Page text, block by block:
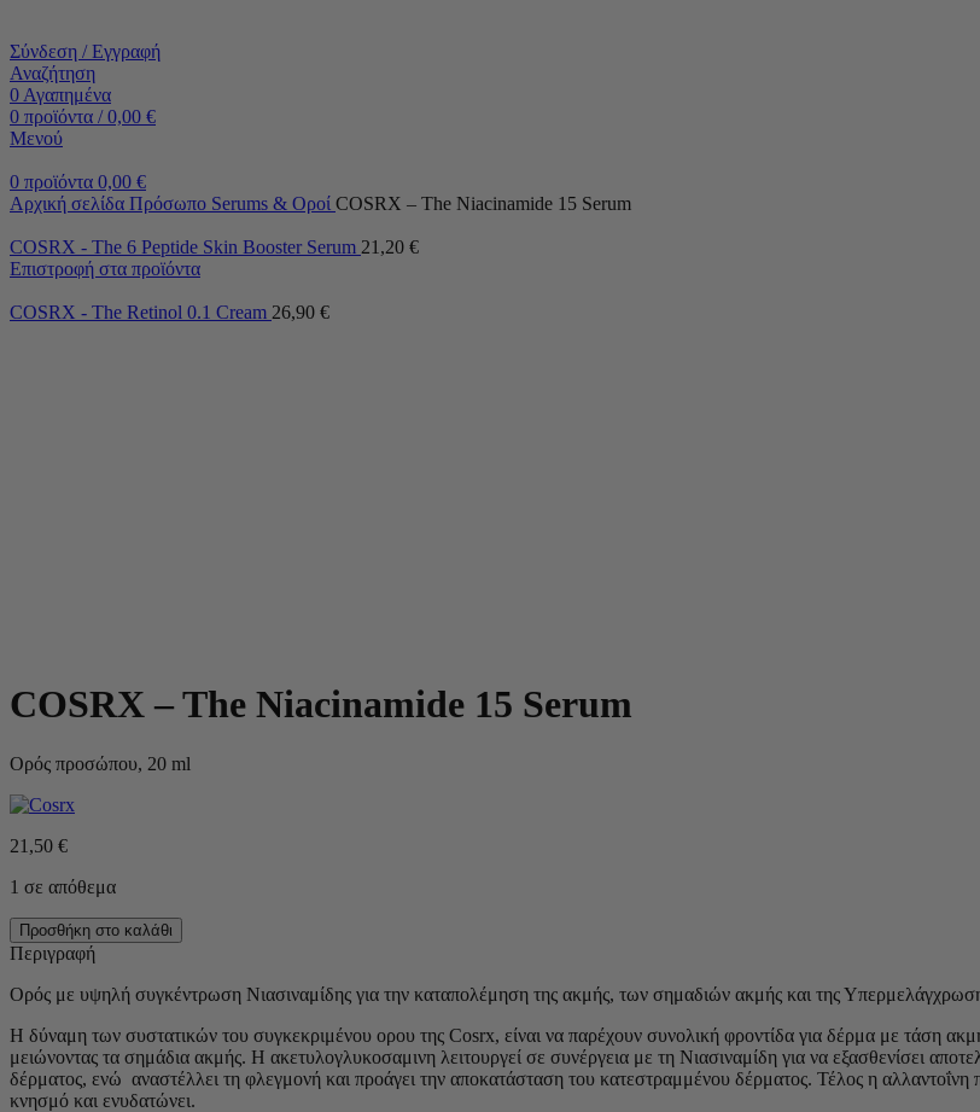
Σύνδεση / Εγγραφή
Αναζήτηση
0 Αγαπημένα
0 προϊόντα / 0,00 €
Μενού
0 προϊόντα 0,00 €
Αρχική σελίδα Πρόσωπο Serums & Οροί COSRX – The Niacinamide 15 Serum
COSRX - The 6 Peptide Skin Booster Serum 21,20 €
Επιστροφή στα προϊόντα
COSRX - The Retinol 0.1 Cream 26,90 €
COSRX – The Niacinamide 15 Serum
Ορός προσώπου, 20 ml
21,50 €
1 σε απόθεμα
COSRX
-
The
Niacinamide
Serum
ποσότητα
Προσθήκη στο καλάθι
Περιγραφή
Ορός με υψηλή συγκέντρωση Νιασιναμίδης για την καταπολέμηση της ακμής, των σημαδιών ακμής και της
Η δύναμη των συστατικών του συγκεκριμένου ορου της Cosrx, είναι να παρέχουν συνολική φροντίδα για δέρμα με τάση
μειώνοντας τα σημάδια ακμής. Η ακετυλογλυκοσαμινη λειτουργεί σε συνέργεια με τη Νιασιναμίδη για να εξασθενίσει
δέρματος, ενώ αναστέλλει τη φλεγμονή και προάγει την αποκατάσταση του κατεστραμμένου δέρματος. Τέλος η
κνησμό και ενυδατώνει.